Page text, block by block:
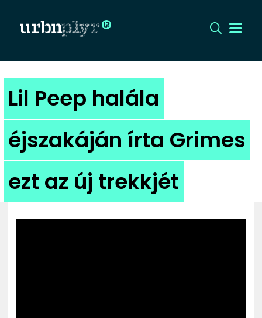
CÍMLAP
DIZÁJN
DIVAT
HIP
KULT
Lil Peep halála
éjszakáján írta Grimes
ezt az új trekkjét